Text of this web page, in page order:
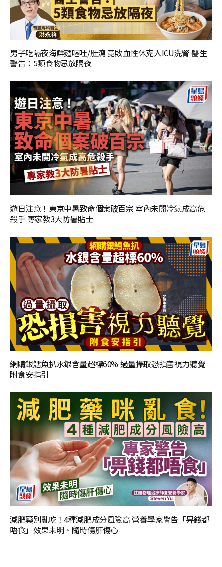
男子吃隔夜海鮮麵嘔吐/肚瀉 竟敗血性休克入ICU洗腎 醫生
警告：5類食物忌放隔夜
遊日注意！東京中暑致命個案破百宗 室內未開冷氣成高危
殺手 專家教3大防暑貼士
網購銀鱈魚扒水銀含量超標60% 過量攝取恐損害視力聽覺
附食安指引
減肥藥別亂吃！4種減肥成分風險高 營養學家警告「畀錢都
唔食」效果未明、隨時傷肝傷心